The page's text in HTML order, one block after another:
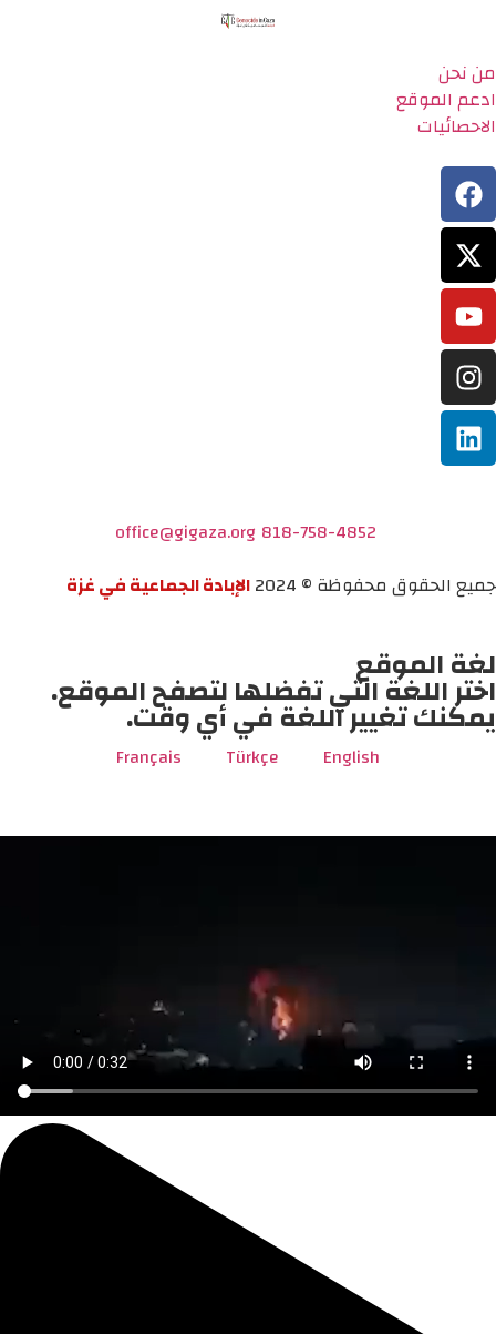
من نحن
ادعم الموقع
الاحصائيات
818-758-4852
office@gigaza.org
جميع الحقوق محفوظة © 2024
الإبادة الجماعية في غزة
لغة الموقع
اختر اللغة التي تفضلها لتصفح الموقع.
يمكنك تغيير اللغة في أي وقت.
English
Türkçe
Français